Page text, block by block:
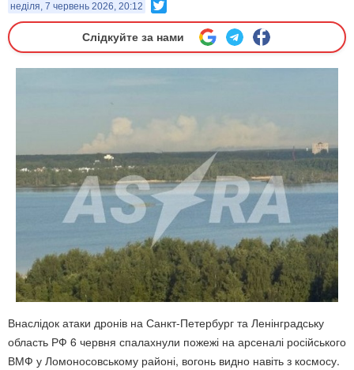
неділя, 7 червень 2026, 20:12
Слідкуйте за нами
Внаслідок атаки дронів на Санкт-Петербург та Ленінградську
область РФ 6 червня спалахнули пожежі на арсеналі російського
ВМФ у Ломоносовському районі, вогонь видно навіть з космосу.